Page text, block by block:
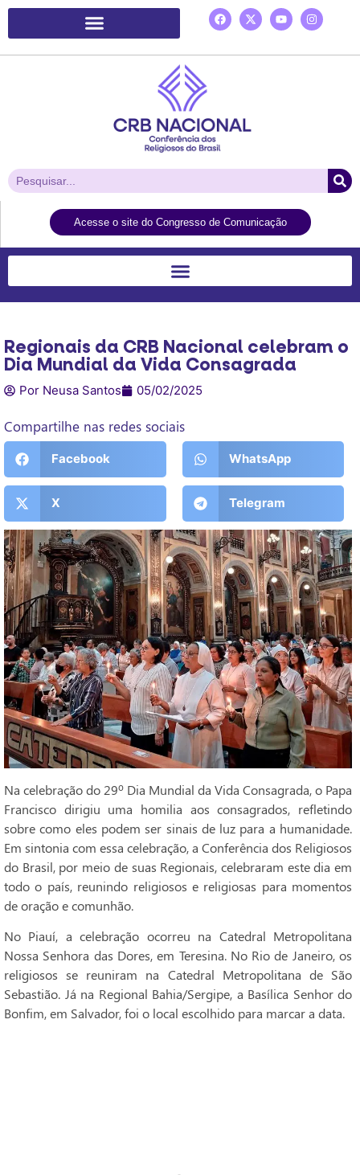
Acesse o site do Congresso de Comunicação
Regionais da CRB Nacional celebram o
Dia Mundial da Vida Consagrada
Por Neusa Santos 05/02/2025
Compartilhe nas redes sociais
Facebook WhatsApp
X Telegram
Na celebração do 29º Dia Mundial da Vida Consagrada, o Papa
Francisco dirigiu uma homilia aos consagrados, refletindo
sobre como eles podem ser sinais de luz para a humanidade.
Em sintonia com essa celebração, a Conferência dos Religiosos
do Brasil, por meio de suas Regionais, celebraram este dia em
todo o país, reunindo religiosos e religiosas para momentos
de oração e comunhão.
No Piauí, a celebração ocorreu na Catedral Metropolitana
Nossa Senhora das Dores, em Teresina. No Rio de Janeiro, os
religiosos se reuniram na Catedral Metropolitana de São
Sebastião. Já na Regional Bahia/Sergipe, a Basílica Senhor do
Bonfim, em Salvador, foi o local escolhido para marcar a data.